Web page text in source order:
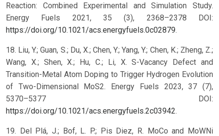
Reaction: Combined Experimental and Simulation Study.
Energy Fuels 2021, 35 (3), 2368–2378 DOI:
https://doi.org/10.1021/acs.energyfuels.0c02879.
18. Liu, Y.; Guan, S.; Du, X.; Chen, Y.; Yang, Y.; Chen, K.; Zheng, Z.;
Wang, X.; Shen, X.; Hu, C.; Li, X. S-Vacancy Defect and
Transition-Metal Atom Doping to Trigger Hydrogen Evolution
of Two-Dimensional MoS2. Energy Fuels 2023, 37 (7),
5370–5377 DOI:
https://doi.org/10.1021/acs.energyfuels.2c03942.
19. Del Plá, J.; Bof, L. P.; Pis Diez, R. MoCo and MoWNi